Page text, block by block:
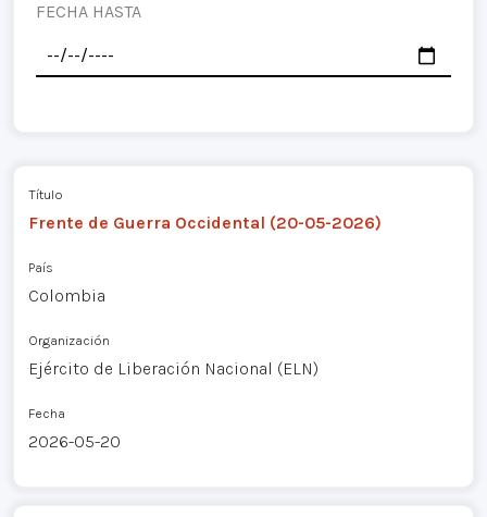
FECHA HASTA
Título
Frente de Guerra Occidental (20-05-2026)
País
Colombia
Organización
Ejército de Liberación Nacional (ELN)
Fecha
2026-05-20